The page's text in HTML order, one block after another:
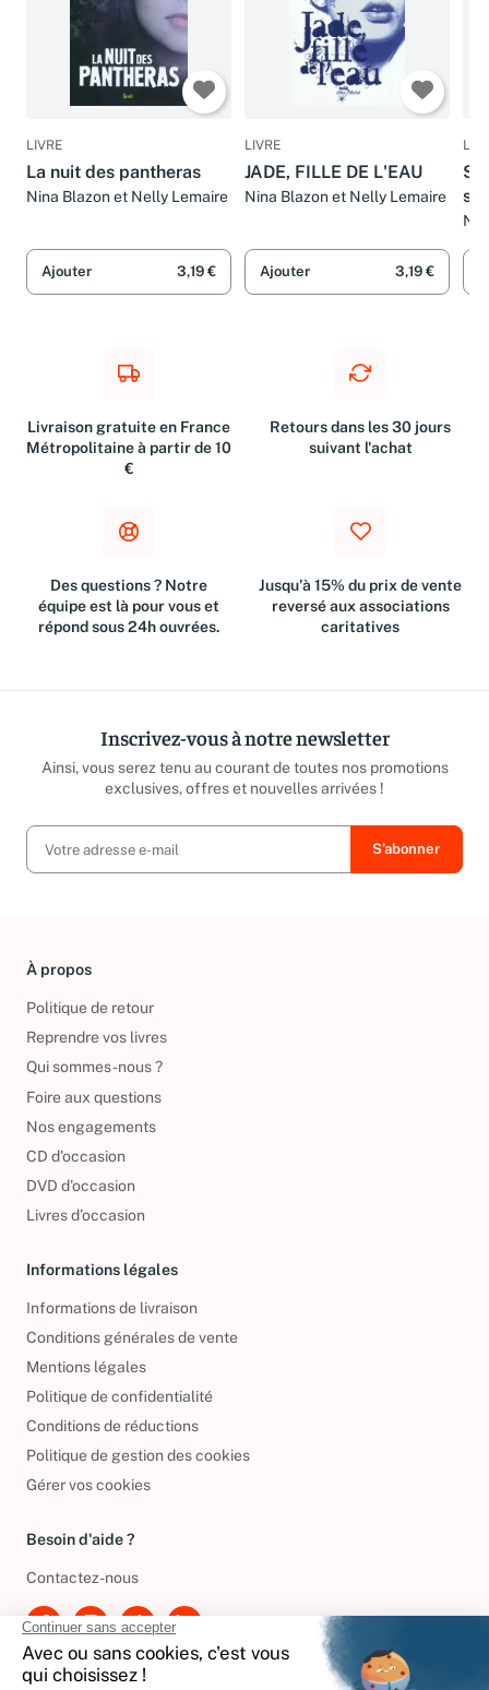
LIVRE
La nuit des pantheras
Nina Blazon et Nelly Lemaire
Ajouter 3,19 €
LIVRE
JADE, FILLE DE L'EAU
Nina Blazon et Nelly Lemaire
Ajouter 3,19 €
Livraison gratuite en France
Métropolitaine à partir de 10
€
Retours dans les 30 jours
suivant l'achat
Des questions ? Notre
équipe est là pour vous et
répond sous 24h ouvrées.
Jusqu'à 15% du prix de vente
reversé aux associations
caritatives
Inscrivez-vous à notre newsletter
Ainsi, vous serez tenu au courant de toutes nos promotions
exclusives, offres et nouvelles arrivées !
À propos
Politique de retour
Reprendre vos livres
Qui sommes-nous ?
Foire aux questions
Nos engagements
CD d'occasion
DVD d'occasion
Livres d’occasion
Informations légales
Informations de livraison
Conditions générales de vente
Mentions légales
Politique de confidentialité
Conditions de réductions
Politique de gestion des cookies
Gérer vos cookies
Besoin d'aide ?
Contactez-nous
International